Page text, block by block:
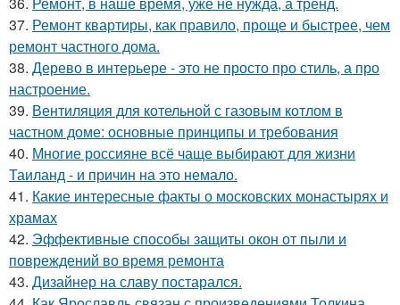
37. Ремонт квартиры, как правило, проще и быстрее, чем
ремонт частного дома.
38. Дерево в интерьере - это не просто про стиль, а про
настроение.
39. Вентиляция для котельной с газовым котлом в
частном доме: основные принципы и требования
40. Многие россияне всё чаще выбирают для жизни
Таиланд - и причин на это немало.
41. Какие интересные факты о московских монастырях и
храмах
42. Эффективные способы защиты окон от пыли и
повреждений во время ремонта
43. Дизайнер на славу постарался.